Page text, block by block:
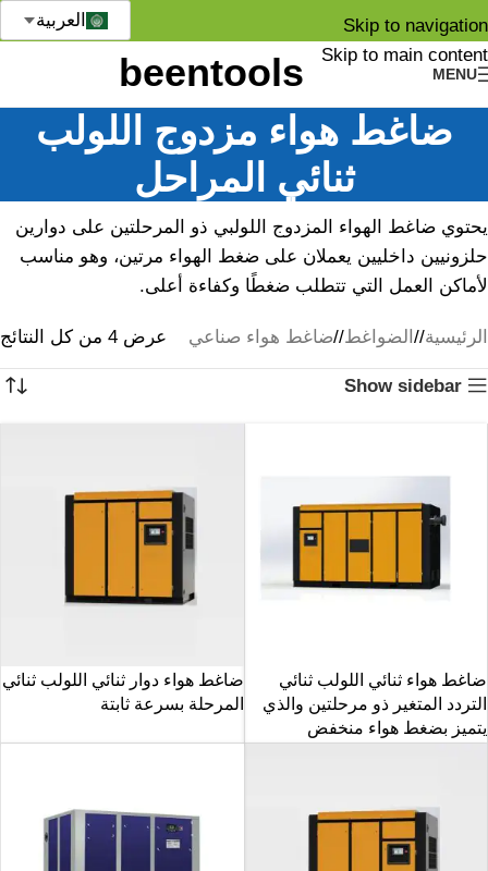
Skip to navigation
Skip to main content
MENU
العربية
ضاغط هواء مزدوج اللولب
ثنائي المراحل
يحتوي ضاغط الهواء المزدوج اللولبي ذو المرحلتين على دوارين
حلزونيين داخليين يعملان على ضغط الهواء مرتين، وهو مناسب
لأماكن العمل التي تتطلب ضغطًا وكفاءة أعلى.
الرئيسية/ الضواغط/ ضاغط هواء صناعي عرض ⁦4⁩ من كل النتائج
Show sidebar
ضاغط هواء ثنائي اللولب ثنائي
التردد المتغير ذو مرحلتين والذي
يتميز بضغط هواء منخفض
ضاغط هواء دوار ثنائي اللولب ثنائي
المرحلة بسرعة ثابتة